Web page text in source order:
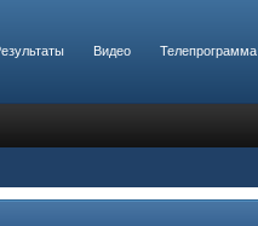
Видео
Телепрограмма